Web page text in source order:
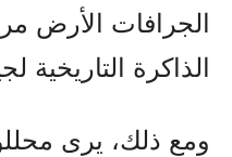
الجرافات الأرض
الذاكرة التاريخية
ومع ذلك، يرى